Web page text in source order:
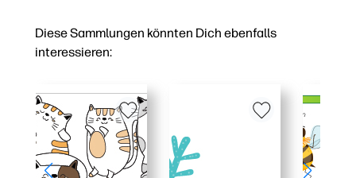
Diese Sammlungen könnten Dich ebenfalls
interessieren: